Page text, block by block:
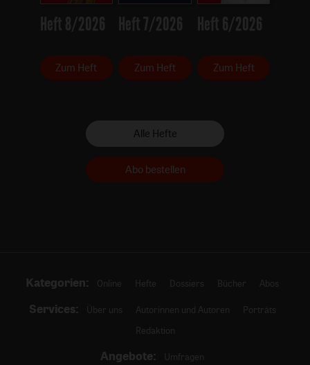
Heft 8/2026
Zum Heft
Heft 7/2026
Zum Heft
Heft 6/2026
Zum Heft
Alle Hefte
Abo bestellen
Kategorien: Online Hefte Dossiers Bücher Abos
Services: Über uns Autorinnen und Autoren
Porträts
Redaktion
Angebote: Umfragen